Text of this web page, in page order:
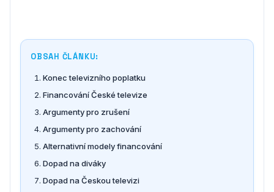
OBSAH ČLÁNKU:
Konec televizního poplatku
Financování České televize
Argumenty pro zrušení
Argumenty pro zachování
Alternativní modely financování
Dopad na diváky
Dopad na Českou televizi